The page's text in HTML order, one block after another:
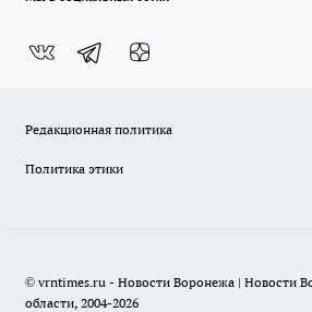
Редакционная политика
Политика этики
© vrntimes.ru - Новости Воронежа | Новости
области, 2004-2026